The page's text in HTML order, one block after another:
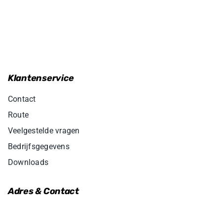
Klantenservice
Contact
Route
Veelgestelde vragen
Bedrijfsgegevens
Downloads
Adres & Contact